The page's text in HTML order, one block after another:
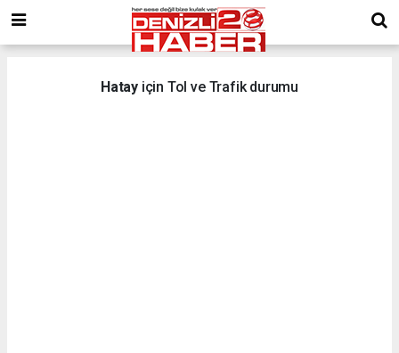
Hatay için Tol ve Trafik durumu